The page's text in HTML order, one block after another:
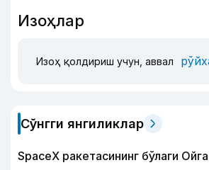
Изоҳлар
Изоҳ қолдириш учун, аввал
Сўнгги янгиликлар
SpaceX ракетасининг бўлаги